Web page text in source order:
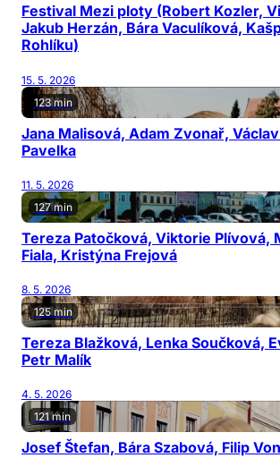
Festival Mezi ploty (Robert Kozler,
Jakub Herzán, Bára Vaculíková,
Rohlíku)
15. 5. 2026
123 min
Jana Malisová, Adam Zvonař,
Pavelka
11. 5. 2026
127 min
Tereza Patočková, Viktorie Plívová,
Fiala, Kristýna Frejová
8. 5. 2026
125 min
Tereza Blažková, Lenka Součková,
Petr Malík
4. 5. 2026
121 min
Josef Štefan, Bára Szabová, Filip